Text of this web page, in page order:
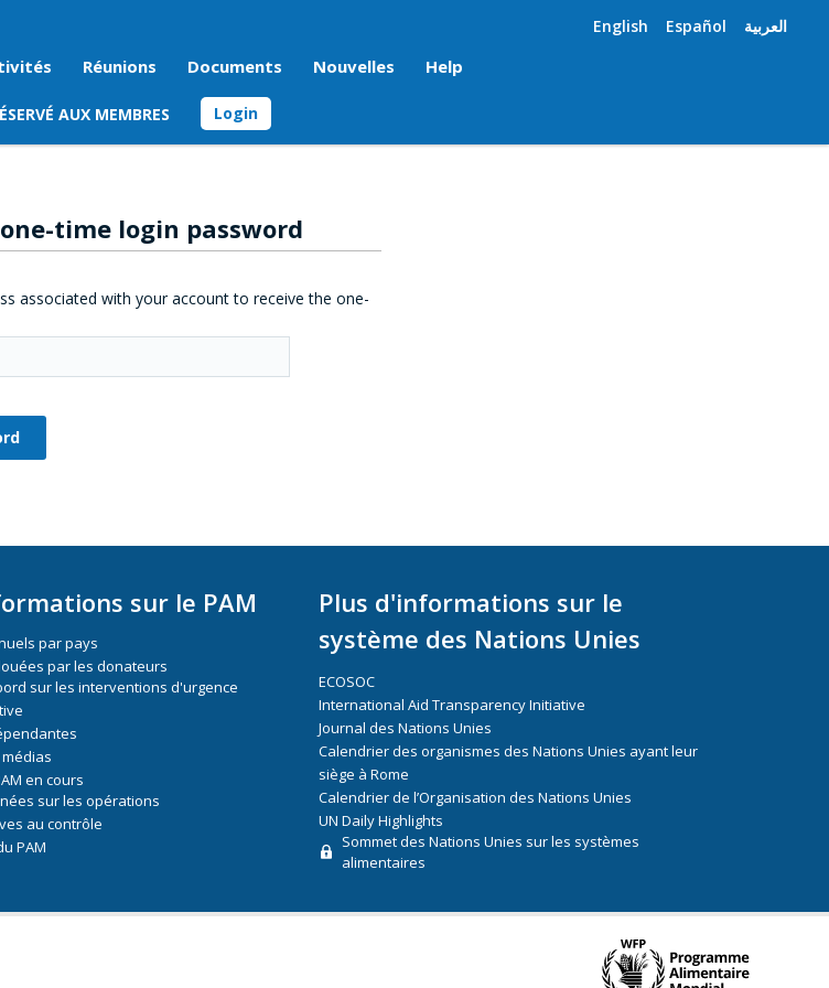
English Español العربية
Réunions Documents Nouvelles Help
AUX MEMBRES Login
time login password
associated with your account to receive the one-
sur le PAM
par pays
par les donateurs
sur les interventions d'urgence
en cours
sur les opérations
au contrôle
PAM
Plus d'informations sur le
système des Nations Unies
ECOSOC
International Aid Transparency Initiative
Journal des Nations Unies
Calendrier des organismes des Nations Unies ayant leur
siège à Rome
Calendrier de l’Organisation des Nations Unies
UN Daily Highlights
Sommet des Nations Unies sur les systèmes
alimentaires